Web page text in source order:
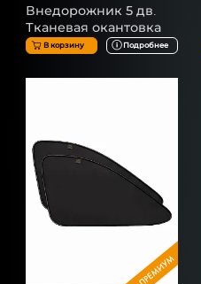
Внедорожник 5 дв.
Тканевая окантовка
В корзину Подробнее